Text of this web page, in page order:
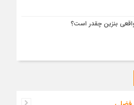
بنزین چقدر است؟